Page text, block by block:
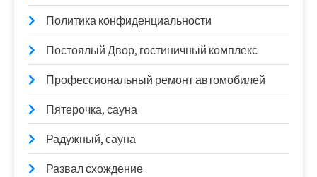
Политика конфиденциальности
Постоялый Двор, гостиничный комплекс
Профессиональный ремонт автомобилей
Пятерочка, сауна
Радужный, сауна
Развал схождение